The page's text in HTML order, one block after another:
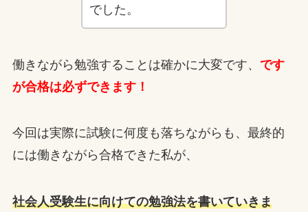
でした。
働きながら勉強することは確かに大変です、 です
が合格は必ずできます！
今回は実際に試験に何度も落ちながらも、最終的
には働きながら合格できた私が、
社会人受験生に向けての勉強法を書いていきま